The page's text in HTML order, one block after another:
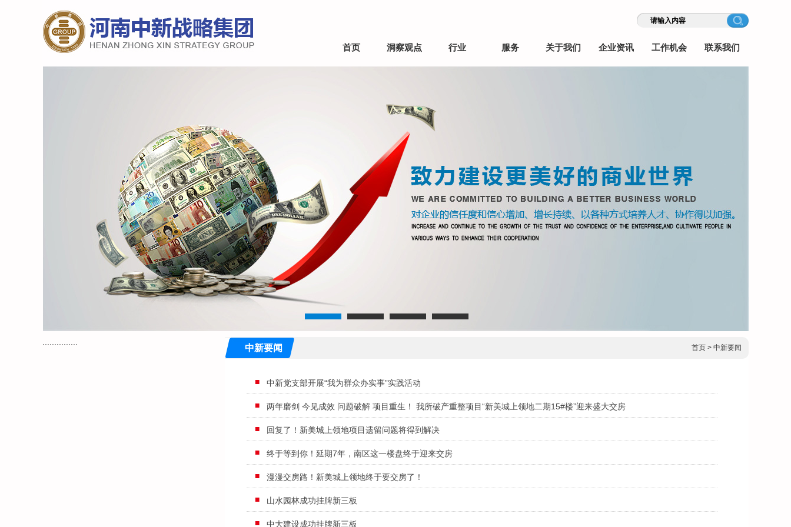
首页 洞察观点 行业 服务 关于我们 企业资讯 工作机会 联系我们
中新要闻 首页 > 中新要闻
中新党支部开展“我为群众办实事”实践活动
两年磨剑 今见成效 问题破解 项目重生！ 我所破产重整项目“新美城上领地二期15#楼”迎来盛大交房
回复了！新美城上领地项目遗留问题将得到解决
终于等到你！延期7年，南区这一楼盘终于迎来交房
漫漫交房路！新美城上领地终于要交房了！
山水园林成功挂牌新三板
中大建设成功挂牌新三板